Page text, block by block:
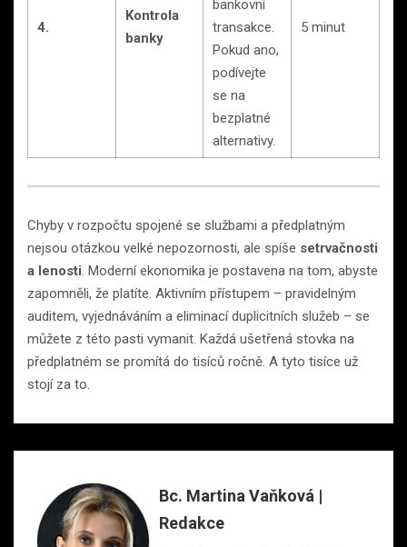
4.
Kontrola
banky
bankovní
transakce.
Pokud ano,
podívejte
se na
bezplatné
alternativy.
5 minut
Chyby v rozpočtu spojené se službami a předplatným
nejsou otázkou velké nepozornosti, ale spíše setrvačnosti
a lenosti. Moderní ekonomika je postavena na tom, abyste
zapomněli, že platíte. Aktivním přístupem – pravidelným
auditem, vyjednáváním a eliminací duplicitních služeb – se
můžete z této pasti vymanit. Každá ušetřená stovka na
předplatném se promítá do tisíců ročně. A tyto tisíce už
stojí za to.
Bc. Martina Vaňková |
Redakce